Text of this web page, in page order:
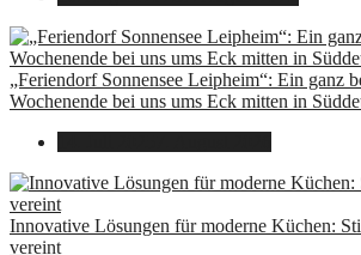
„Feriendorf Sonnensee Leipheim“: Ein ganz
Wochenende bei uns ums Eck mitten in
Innovative Lösungen für moderne Küchen:
vereint